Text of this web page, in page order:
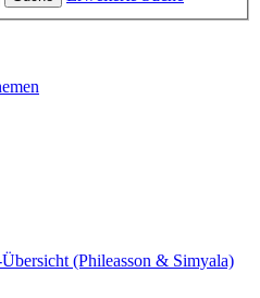
(Phileasson & Simyala)